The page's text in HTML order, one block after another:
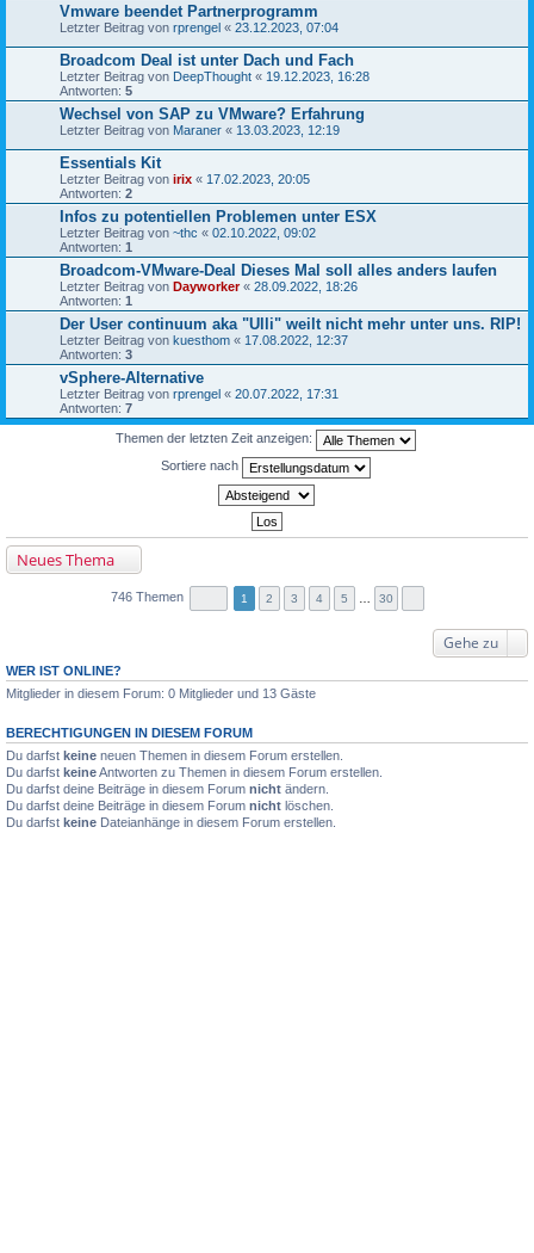
Vmware beendet Partnerprogramm
Letzter Beitrag von rprengel « 23.12.2023, 07:04
Broadcom Deal ist unter Dach und Fach
Letzter Beitrag von DeepThought « 19.12.2023, 16:28
Antworten: 5
Wechsel von SAP zu VMware? Erfahrung
Letzter Beitrag von Maraner « 13.03.2023, 12:19
Essentials Kit
Letzter Beitrag von irix « 17.02.2023, 20:05
Antworten: 2
Infos zu potentiellen Problemen unter ESX
Letzter Beitrag von ~thc « 02.10.2022, 09:02
Antworten: 1
Broadcom-VMware-Deal Dieses Mal soll alles anders laufen
Letzter Beitrag von Dayworker« 28.09.2022, 18:26
Antworten: 1
Der User continuum aka "Ulli" weilt nicht mehr unter uns. RIP!
Letzter Beitrag von kuesthom « 17.08.2022, 12:37
Antworten: 3
vSphere-Alternative
Letzter Beitrag von rprengel « 20.07.2022, 17:31
Antworten: 7
Themen der letzten Zeit anzeigen:
Sortiere nach
Neues Thema
746 Themen 1 2 3 4 5 30
Gehe zu
WER IST ONLINE?
Mitglieder in diesem Forum: 0 Mitglieder und 13 Gäste
BERECHTIGUNGEN IN DIESEM FORUM
Du darfst keine neuen Themen in diesem Forum erstellen.
Du darfst keineAntworten zu Themen in diesem Forum erstellen.
Du darfst deine Beiträge in diesem Forum nicht ändern.
Du darfst deine Beiträge in diesem Forum nicht löschen.
Du darfst keine Dateianhänge in diesem Forum erstellen.